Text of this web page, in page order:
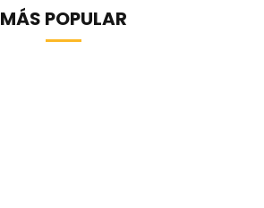
MÁS POPULAR